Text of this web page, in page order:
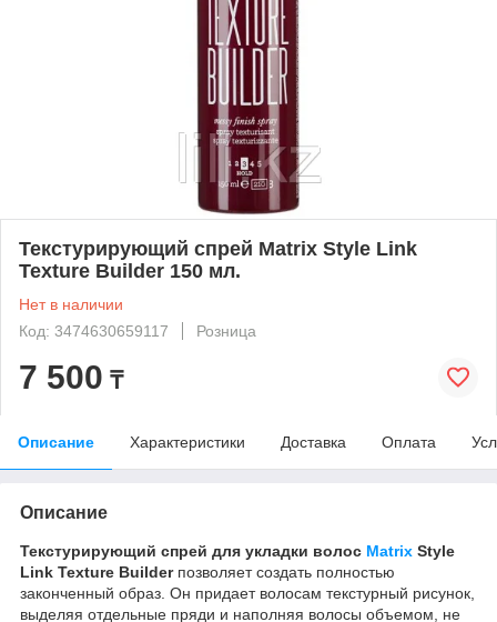
Текстурирующий спрей Matrix Style Link
Texture Builder 150 мл.
Нет в наличии
Код: 3474630659117
Розница
7 500 ₸
Описание Характеристики Доставка Оплата
Описание
Текстурирующий спрей для укладки волос Matrix Style
Link Texture Builderпозволяет создать полностью
законченный образ. Он придает волосам текстурный рисунок,
выделяя отдельные пряди и наполняя волосы объемом, не